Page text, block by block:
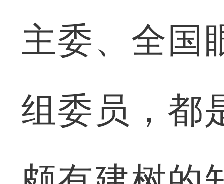
主委、全国
组委员，都